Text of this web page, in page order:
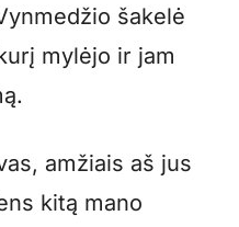
šakelė
mylėjo ir jam
amžiais aš jus
kitą mano